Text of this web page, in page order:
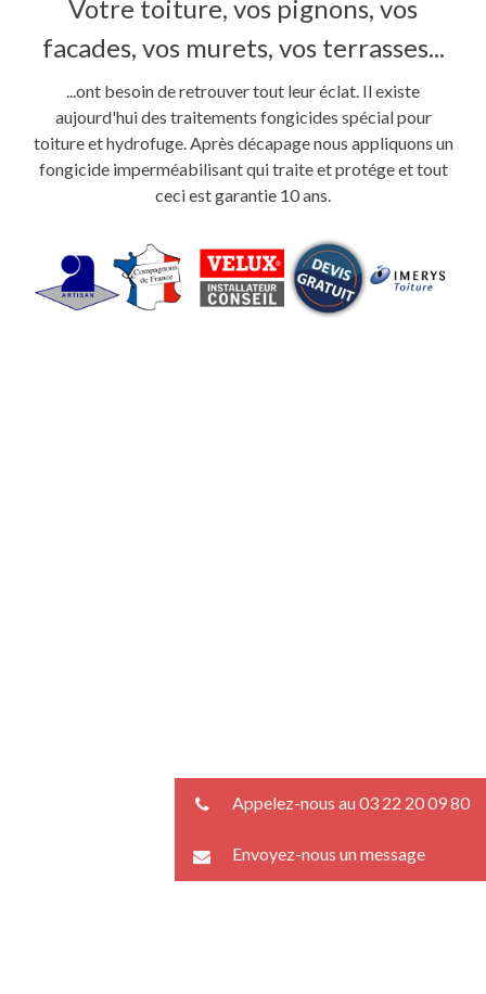
Votre toiture, vos pignons, vos
facades, vos murets, vos terrasses...
...ont besoin de retrouver tout leur éclat. Il existe
aujourd'hui des traitements fongicides spécial pour
toiture et hydrofuge. Après décapage nous appliquons un
fongicide imperméabilisant qui traite et protége et tout
ceci est garantie 10 ans.
Appelez-nous au 03 22 20 09 80
Envoyez-nous un message